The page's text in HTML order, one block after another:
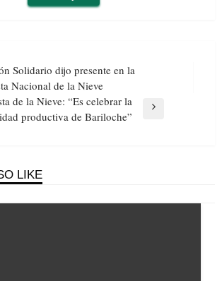
Solidario dijo presente en la
Nacional de la Nieve
de la Nieve: “Es celebrar la
productiva de Bariloche”
LIKE